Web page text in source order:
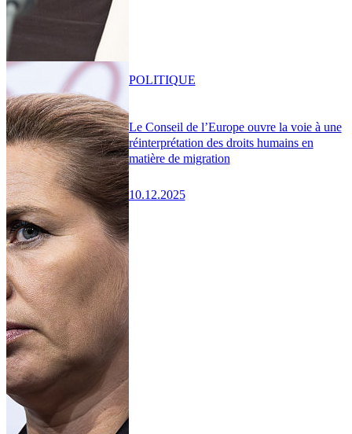
Le Conseil de l’Europe ouvre la voie à une
réinterprétation des droits humains en
matière de migration
10.12.2025
POLITIQUE